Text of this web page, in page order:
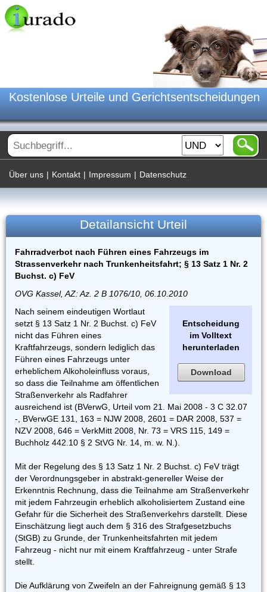
Kostenlose Urteile und Gerichtsentscheidungen
Über uns | Kontakt | Impressum | Datenschutz
Detailansicht Urteil
Fahrradverbot nach Führen eines Fahrzeugs im
Strassenverkehr nach Trunkenheitsfahrt; § 13 Satz 1 Nr. 2
Buchst. c) FeV
OVG Kassel, AZ: Az. 2 B 1076/10, 06.10.2010
Entscheidung
im Volltext
herunterladen
Download
Nach seinem eindeutigen Wortlaut
setzt § 13 Satz 1 Nr. 2 Buchst. c) FeV
nicht das Führen eines
Kraftfahrzeugs, sondern lediglich das
Führen eines Fahrzeugs unter
erheblichem Alkoholeinfluss voraus,
so dass die Teilnahme am öffentlichen
Straßenverkehr als Radfahrer
ausreichend ist (BVerwG, Urteil vom 21. Mai 2008 - 3 C 32.07
-, BVerwGE 131, 163 = NJW 2008, 2601 = DAR 2008, 537 =
NZV 2008, 646 = VerkMitt 2008, Nr. 73 = VRS 115, 149 =
Buchholz 442.10 § 2 StVG Nr. 14, m. w. N.).
Mit der Regelung des § 13 Satz 1 Nr. 2 Buchst. c) FeV trägt
der Verordnungsgeber in abstrakt-genereller Weise der
Erkenntnis Rechnung, dass die Teilnahme am Straßenverkehr
mit jedem Fahrzeugin erheblich alkoholisiertem Zustand eine
Gefahr für die Sicherheit des Straßenverkehrs darstellt. Diese
Einschätzung liegt auch dem § 316 des Strafgesetzbuchs
(StGB) zu Grunde, der Trunkenheitsfahrten mit jedem
Fahrzeug - nicht nur mit einem Kraftfahrzeug - unter Strafe
stellt.
Die Aufklärung von Zweifeln an der Fahreignung gemäß § 13